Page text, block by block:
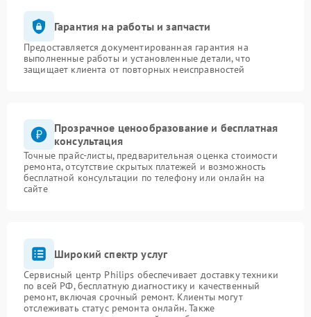
Гарантия на работы и запчасти
Предоставляется документированная гарантия на
выполненные работы и установленные детали, что
защищает клиента от повторных неисправностей
Прозрачное ценообразование и бесплатная
консультация
Точные прайс-листы, предварительная оценка стоимости
ремонта, отсутствие скрытых платежей и возможность
бесплатной консультации по телефону или онлайн на
сайте
Широкий спектр услуг
Сервисный центр Philips обеспечивает доставку техники
по всей РФ, бесплатную диагностику и качественный
ремонт, включая срочный ремонт. Клиенты могут
отслеживать статус ремонта онлайн. Также